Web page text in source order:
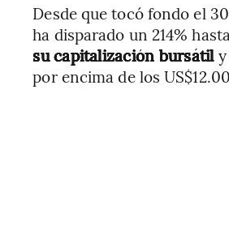
Desde que tocó fondo el
ha disparado un 214%
su capitalización bursátil
por encima de los